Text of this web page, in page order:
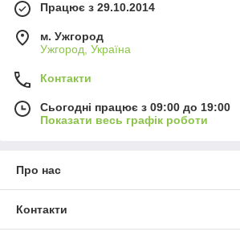
Працює з 29.10.2014
м. Ужгород
Ужгород, Україна
Контакти
Сьогодні працює з 09:00 до 19:00
Показати весь графік роботи
Про нас
Контакти